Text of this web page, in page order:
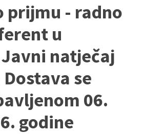
prijmu - radno
u
natječaj
se
06.
godine